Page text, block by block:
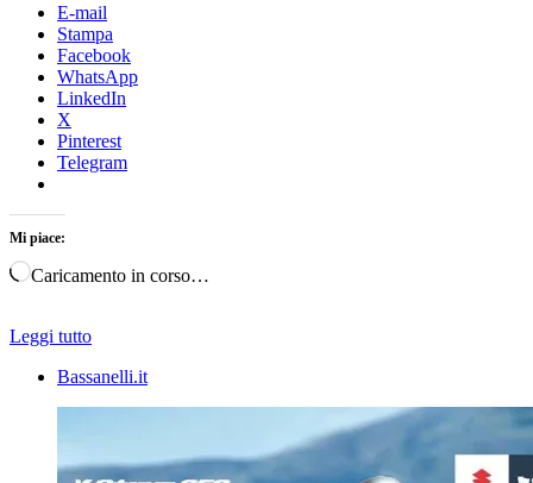
E-mail
Stampa
Facebook
WhatsApp
LinkedIn
X
Pinterest
Telegram
Mi piace:
Caricamento in corso…
Leggi tutto
Bassanelli.it